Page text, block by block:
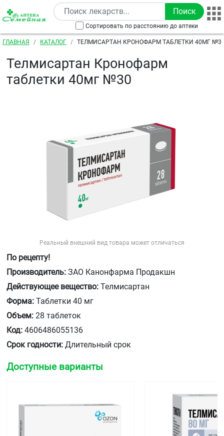
Перейти к основному содержанию
Сортировать по расстоянию до аптеки
Строка навигации
ГЛАВНАЯ КАТАЛОГ ТЕЛМИСАРТАН КРОНОФАРМ ТАБЛЕТКИ 40МГ
Телмисартан Кронофарм
таблетки 40мг №30
Реальный внешний вид товара может отличаться
По рецепту!
Производитель: ЗАО Канонфарма Продакшн
Действующее вещество: Телмисартан
Форма: Таблетки 40 мг
Объем: 28 таблеток
Код: 4606486055136
Срок годности: Длительный срок
Доступные варианты